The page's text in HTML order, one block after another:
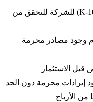
مراجعة التقارير المالية السنوية (10-K) للشركة للتحقق من
وجود مصادر محرمة
الاستثمار
إيرادات محرمة دون الحد
الأرباح